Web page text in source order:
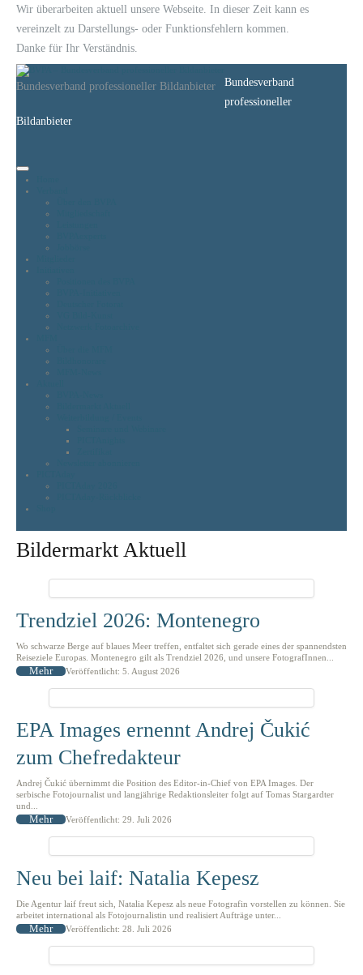
Wir überarbeiten aktuell unsere Webseite. In dieser Zeit kann es
vereinzelt zu Darstellungs- oder Funktionsfehlern kommen.
Danke für Ihr Verständnis.
Bundesverband professioneller Bildanbieter
Bundesverband
professioneller
Bildanbieter
Bildermarkt Aktuell
Trendziel 2026: Montenegro
Wo schwarze Berge auf blaues Meer treffen, entfaltet sich gerade eines der spannendsten
Reiseziele Europas. Montenegro gilt als Trendziel 2026, und unsere FotografInnen...
Mehr Veröffentlicht: 5. August 2026
EPA Images ernennt Andrej Čukić
zum Chefredakteur
Andrej Čukić übernimmt die Position des Editor-in-Chief von EPA Images. Der
serbische Fotojournalist und langjährige Redaktionsleiter folgt auf Tomas Stargardter
und...
Mehr Veröffentlicht: 29. Juli 2026
Neu bei laif: Natalia Kepesz
Die Agentur laif freut sich, Natalia Kepesz als neue Fotografin vorstellen zu können. Sie
arbeitet international als Fotojournalistin und realisiert Aufträge unter...
Mehr Veröffentlicht: 28. Juli 2026